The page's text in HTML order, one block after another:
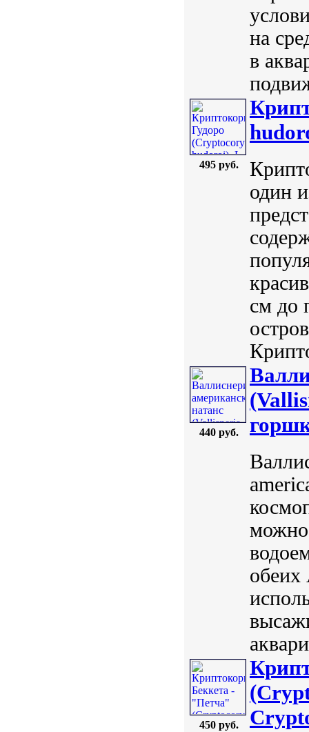
на
в
495 руб.
один
см до
440 руб.
можно
обеих
450 руб.